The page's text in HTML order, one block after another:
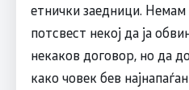
етнички заедници. Немам
потсвест некој да ја
некаков договор, но да
како човек бев